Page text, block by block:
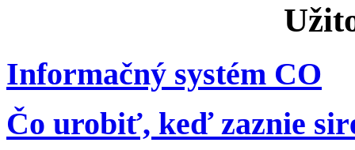
Informačný systém CO
Čo urobiť, keď zaznie